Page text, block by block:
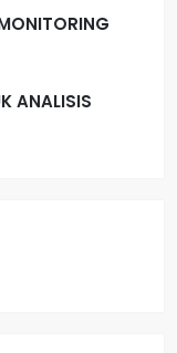
ANALISIS